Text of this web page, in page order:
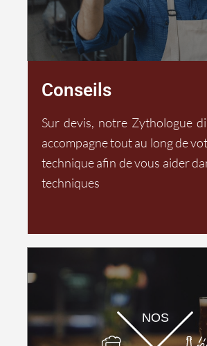
Conseils
Sur devis, notre Zythologue
accompagne tout au long de
technique afin de vous aider
techniques
NOS